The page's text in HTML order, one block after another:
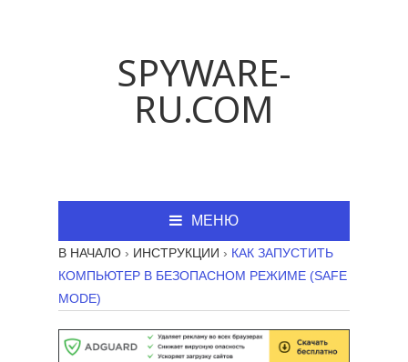
SPYWARE-
RU.COM
МЕНЮ
В НАЧАЛО › ИНСТРУКЦИИ › КАК ЗАПУСТИТЬ
КОМПЬЮТЕР В БЕЗОПАСНОМ РЕЖИМЕ (SAFE
MODE)